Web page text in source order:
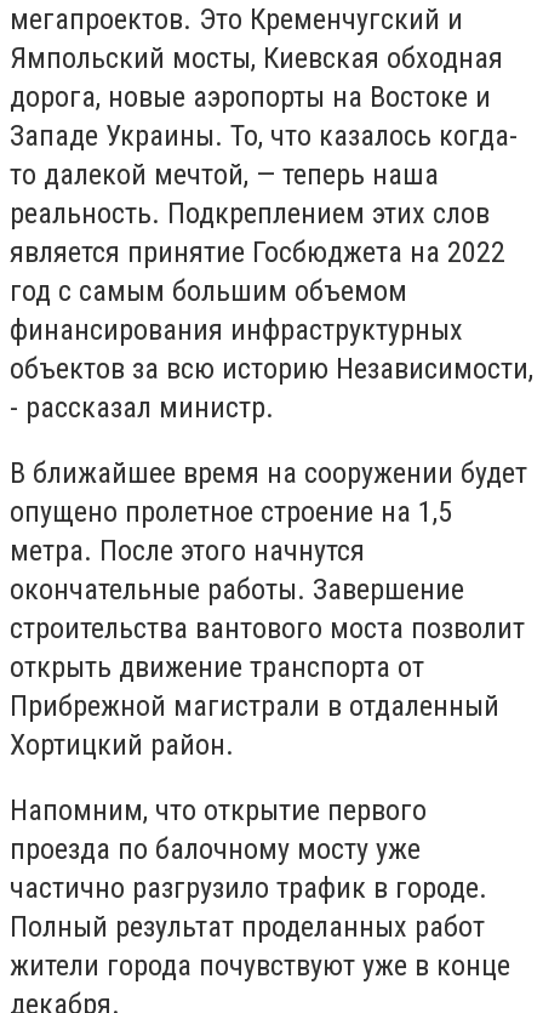
мегапроектов. Это Кременчугский и
Ямпольский мосты, Киевская обходная
дорога, новые аэропорты на Востоке и
Западе Украины. То, что казалось когда-
то далекой мечтой, — теперь наша
реальность. Подкреплением этих слов
является принятие Госбюджета на 2022
год с самым большим объемом
финансирования инфраструктурных
объектов за всю историю Независимости,
- рассказал министр.
В ближайшее время на сооружении будет
опущено пролетное строение на 1,5
метра. После этого начнутся
окончательные работы. Завершение
строительства вантового моста позволит
открыть движение транспорта от
Прибрежной магистрали в отдаленный
Хортицкий район.
Напомним, что открытие первого
проезда по балочному мосту уже
частично разгрузило трафик в городе.
Полный результат проделанных работ
жители города почувствуют уже в конце
декабря.